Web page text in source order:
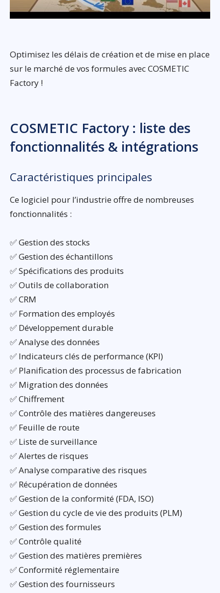
Optimisez les délais de création et de mise en place
sur le marché de vos formules avec COSMETIC
Factory !
COSMETIC Factory : liste des
fonctionnalités & intégrations
Caractéristiques principales
Ce logiciel pour l’industrie offre de nombreuses
fonctionnalités :
✅ Gestion des stocks
✅ Gestion des échantillons
✅ Spécifications des produits
✅ Outils de collaboration
✅ CRM
✅ Formation des employés
✅ Développement durable
✅ Analyse des données
✅ Indicateurs clés de performance (KPI)
✅ Planification des processus de fabrication
✅ Migration des données
✅ Chiffrement
✅ Contrôle des matières dangereuses
✅ Feuille de route
✅ Liste de surveillance
✅ Alertes de risques
✅ Analyse comparative des risques
✅ Récupération de données
✅ Gestion de la conformité (FDA, ISO)
✅ Gestion du cycle de vie des produits (PLM)
✅ Gestion des formules
✅ Contrôle qualité
✅ Gestion des matières premières
✅ Conformité réglementaire
✅ Gestion des fournisseurs